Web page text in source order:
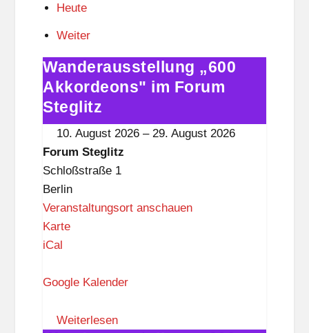
Heute
Weiter
Wanderausstellung
„600
Akkordeons"
im
Forum
Steglitz
Wanderausstellung „600
Akkordeons" im Forum
Steglitz
10. August 2026 –29. August 2026
Forum Steglitz
Schloßstraße 1
Berlin
Veranstaltungsort anschauen
KarteF
u
S
iCal
Google Kalender
Weiterlesen